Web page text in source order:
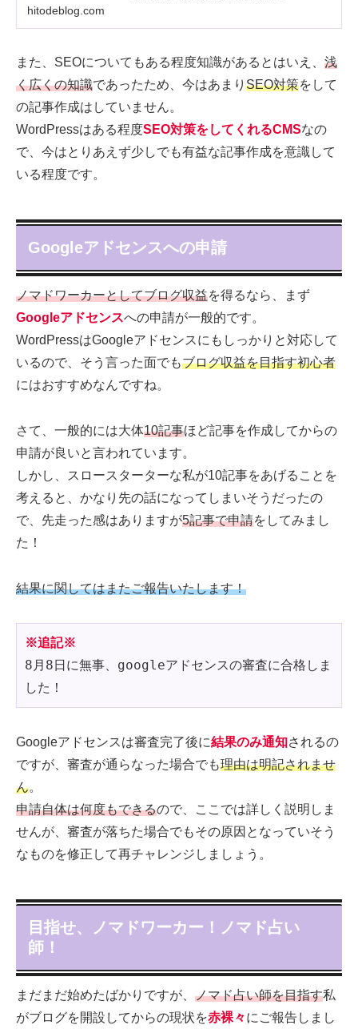
hitodeblog.com
また、SEOについてもある程度知識があるとはいえ、 浅
く広くの知識であったため、今はあまり SEO対策をして
の記事作成はしていません。
WordPressはある程度SEO対策をしてくれるCMSなの
で、今はとりあえず少しでも有益な記事作成を意識して
いる程度です。
Googleアドセンスへの申請
ノマドワーカーとしてブログ収益を得るなら、まず
Googleアドセンスへの申請が一般的です。
WordPressはGoogleアドセンスにもしっかりと対応して
いるので、そう言った面でもブログ収益を目指す初心者
にはおすすめなんですね。
さて、一般的には大体10記事ほど記事を作成してからの
申請が良いと言われています。
しかし、スロースターターな私が10記事をあげることを
考えると、かなり先の話になってしまいそうだったの
で、先走った感はありますが5記事で申請をしてみまし
た！
結果に関してはまたご報告いたします！
※追記※
8月8日に無事、googleアドセンスの審査に合格しま
した！
Googleアドセンスは審査完了後に結果のみ通知されるの
ですが、審査が通らなった場合でも理由は明記されませ
ん。
申請自体は何度もできるので、ここでは詳しく説明しま
せんが、審査が落ちた場合でもその原因となっていそう
なものを修正して再チャレンジしましょう。
目指せ、ノマドワーカー！ノマド占い
師！
まだまだ始めたばかりですが、 ノマド占い師を目指す私
がブログを開設してからの現状を赤裸々にご報告しまし